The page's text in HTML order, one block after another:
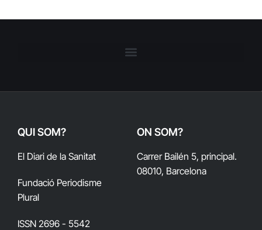
QUI SOM?
El Diari de la Sanitat
Fundació Periodisme
Plural
ISSN 2696 - 5542
ON SOM?
Carrer Bailén 5, principal.
08010, Barcelona